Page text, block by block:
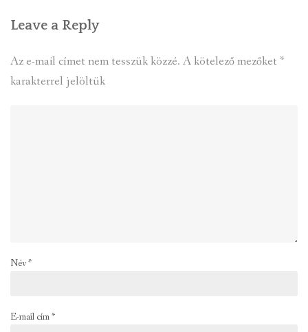
Leave a Reply
Az e-mail címet nem tesszük közzé. A kötelező mezőket *
karakterrel jelöltük
Név*
E-mail cím*